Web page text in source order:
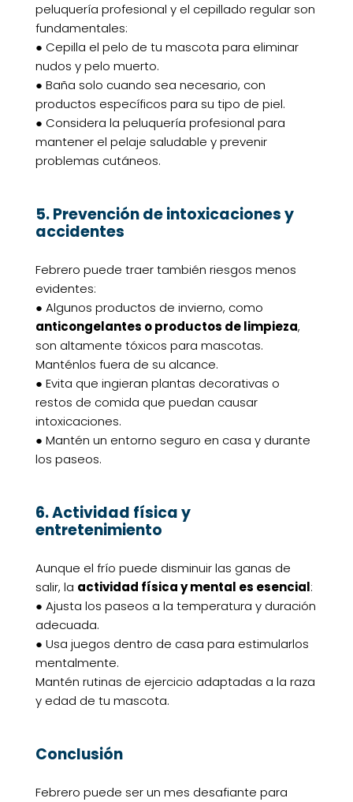
peluquería profesional y el cepillado regular son
fundamentales:
● Cepilla el pelo de tu mascota para eliminar
nudos y pelo muerto.
● Baña solo cuando sea necesario, con
productos específicos para su tipo de piel.
● Considera la peluquería profesional para
mantener el pelaje saludable y prevenir
problemas cutáneos.
5. Prevención de intoxicaciones y
accidentes
Febrero puede traer también riesgos menos
evidentes:
● Algunos productos de invierno, como
anticongelantes o productos de limpieza,
son altamente tóxicos para mascotas.
Manténlos fuera de su alcance.
● Evita que ingieran plantas decorativas o
restos de comida que puedan causar
intoxicaciones.
● Mantén un entorno seguro en casa y durante
los paseos.
6. Actividad física y
entretenimiento
Aunque el frío puede disminuir las ganas de
salir, la actividad física y mental es esencial:
● Ajusta los paseos a la temperatura y duración
adecuada.
● Usa juegos dentro de casa para estimularlos
mentalmente.
Mantén rutinas de ejercicio adaptadas a la raza
y edad de tu mascota.
Conclusión
Febrero puede ser un mes desafiante para